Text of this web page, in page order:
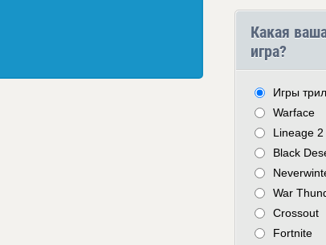
Какая
игра?
Игры
Warface
Lineage 2
Black
War
Crossout
Fortnite